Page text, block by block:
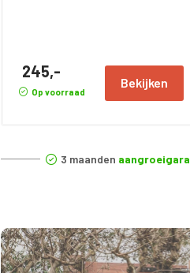
245,-
Op voorraad
Bekijken
3 maanden